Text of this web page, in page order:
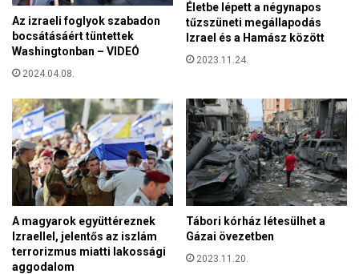
n
s
á
g
s
a
é
r
a
d
á
s
e
t
t
ő
l
z
o
r
s
á
g
t
ó
Az izraeli foglyok szabadon
bocsátásáért tüntettek
Washingtonban – VIDEÓ
2024.04.08.
Életbe lépett a négynapos
tűzszüneti megállapodás
Izrael és a Hamász között
2023.11.24.
A magyarok együttéreznek
Izraellel, jelentős az iszlám
terrorizmus miatti lakossági
aggodalom
Tábori kórház létesülhet a
Gázai övezetben
2023.11.20.